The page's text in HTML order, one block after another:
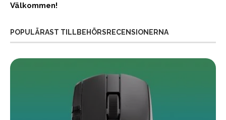
Välkommen!
POPULÄRAST TILLBEHÖRSRECENSIONERNA